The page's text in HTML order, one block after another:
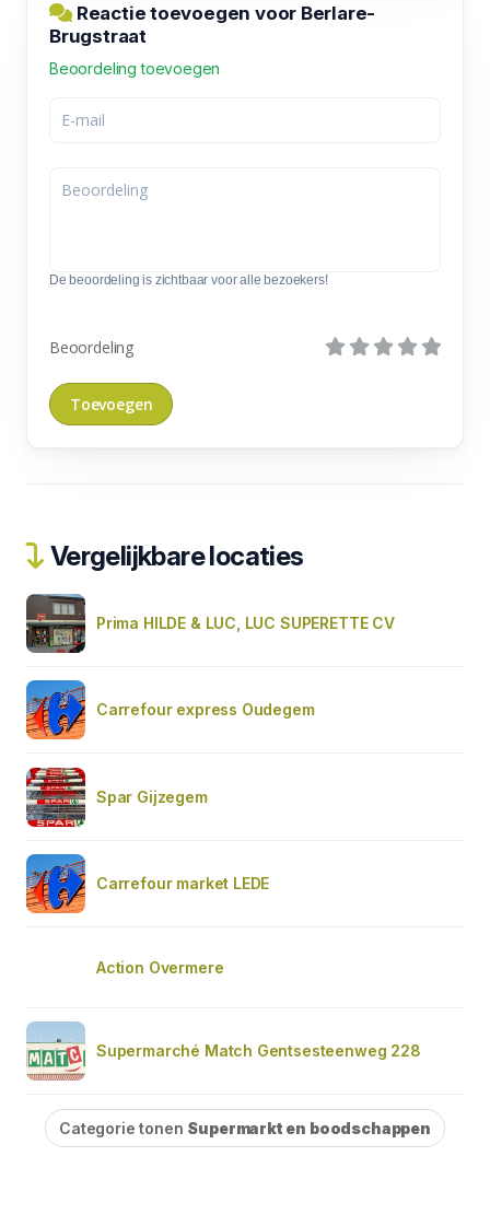
Reactie toevoegen voor Berlare-
Brugstraat
Beoordeling toevoegen
De beoordeling is zichtbaar voor alle bezoekers!
Beoordeling
Vergelijkbare locaties
Prima HILDE & LUC, LUC SUPERETTE CV
Carrefour express Oudegem
Spar Gijzegem
Carrefour market LEDE
Action Overmere
Supermarché Match Gentsesteenweg 228
Categorie tonen Supermarkt en boodschappen